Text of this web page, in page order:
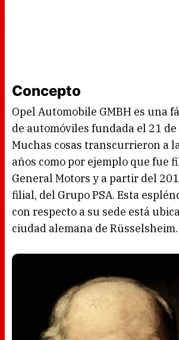
Concepto
Opel Automobile GMBH es una
de automóviles fundada el 21
Muchas cosas transcurrieron a
años como por ejemplo que fue
General Motors y a partir del
filial, del Grupo PSA. Esta
con respecto a su sede está
ciudad alemana de Rüsselsheim.